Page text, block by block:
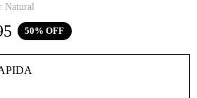
Natural
50% OFF